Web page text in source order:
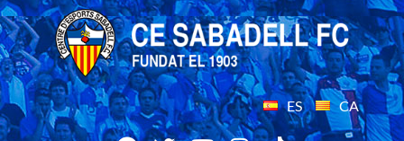
ES CA